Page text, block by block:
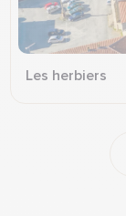
Les herbiers